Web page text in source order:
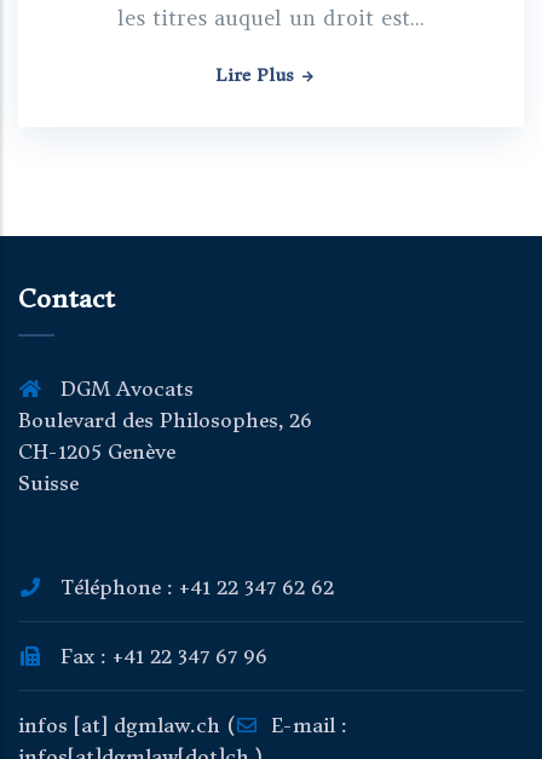
les titres auquel un droit est...
Lire Plus
Contact
DGM Avocats
Boulevard des Philosophes, 26
CH-1205 Genève
Suisse
Téléphone : +41 22 347 62 62
Fax : +41 22 347 67 96
infos [at] dgmlaw.ch (
E-mail :